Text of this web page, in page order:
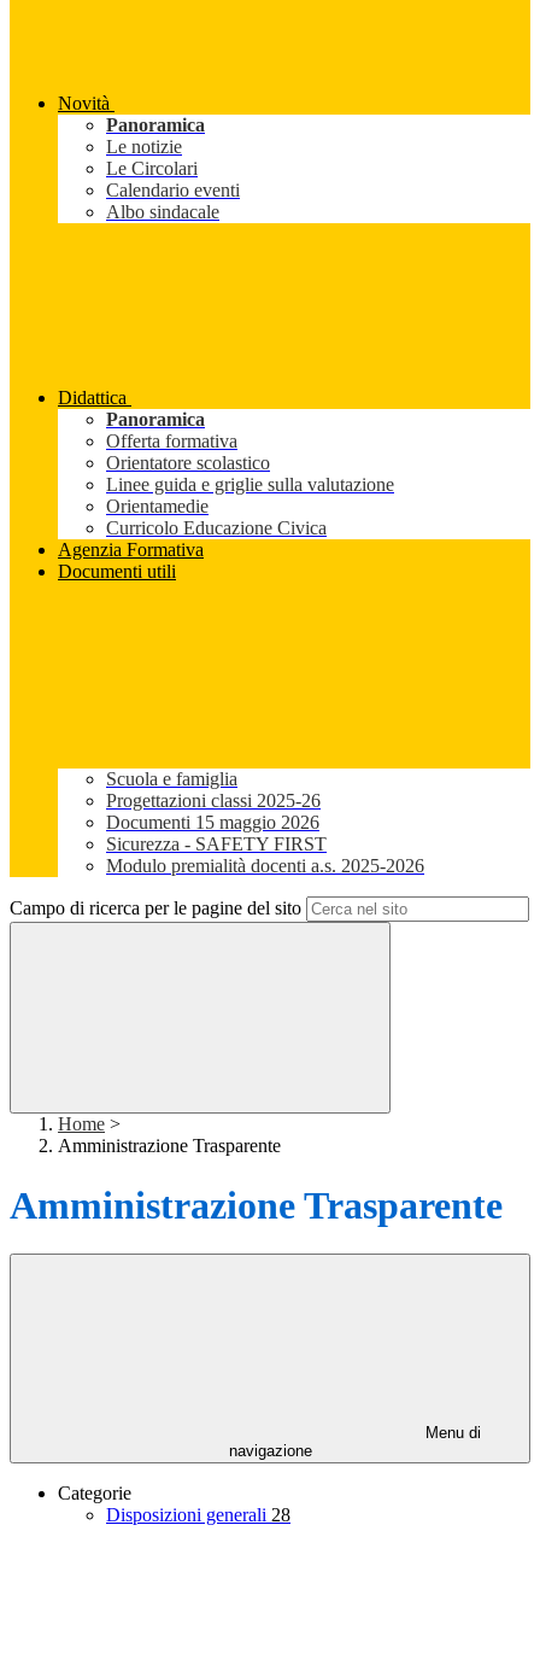
Novità
Panoramica
Le notizie
Le Circolari
Calendario eventi
Albo sindacale
Didattica
Panoramica
Offerta formativa
Orientatore scolastico
Linee guida e griglie sulla valutazione
Orientamedie
Curricolo Educazione Civica
Agenzia Formativa
Documenti utili
Scuola e famiglia
Progettazioni classi 2025-26
Documenti 15 maggio 2026
Sicurezza - SAFETY FIRST
Modulo premialità docenti a.s. 2025-2026
Campo di ricerca per le pagine del sito
Home >
Amministrazione Trasparente
Amministrazione Trasparente
Menu di
navigazione
Categorie
Disposizioni generali 28